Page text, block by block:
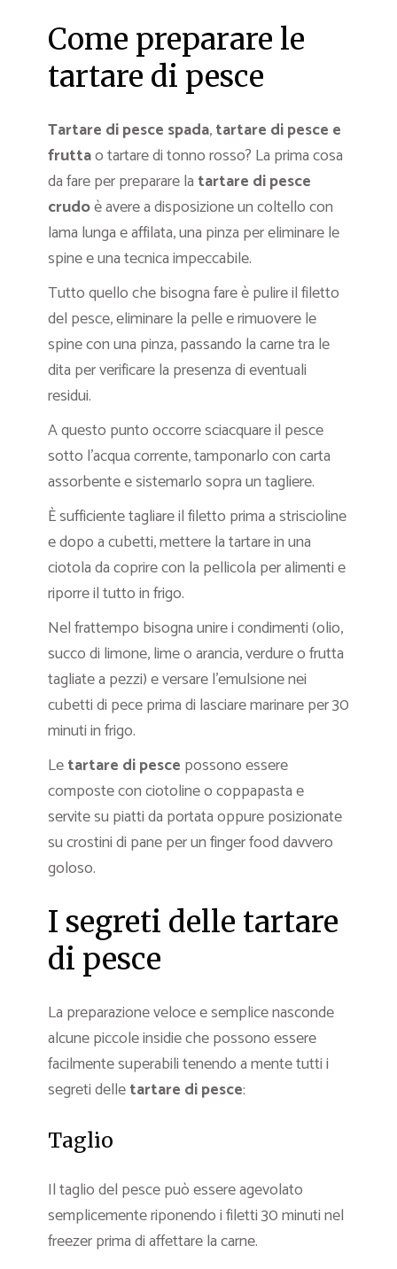
Come preparare le
tartare di pesce
Tartare di pesce spada,tartare di pesce e
fruttao tartare di tonno rosso? La prima cosa
da fare per preparare la tartare di pesce
crudoè avere a disposizione un coltello con
lama lunga e affilata, una pinza per eliminare le
spine e una tecnica impeccabile.
Tutto quello che bisogna fare è pulire il filetto
del pesce, eliminare la pelle e rimuovere le
spine con una pinza, passando la carne tra le
dita per verificare la presenza di eventuali
residui.
A questo punto occorre sciacquare il pesce
sotto l’acqua corrente, tamponarlo con carta
assorbente e sistemarlo sopra un tagliere.
È sufficiente tagliare il filetto prima a striscioline
e dopo a cubetti, mettere la tartare in una
ciotola da coprire con la pellicola per alimenti e
riporre il tutto in frigo.
Nel frattempo bisogna unire i condimenti (olio,
succo di limone, lime o arancia, verdure o frutta
tagliate a pezzi) e versare l’emulsione nei
cubetti di pece prima di lasciare marinare per 30
minuti in frigo.
Letartare di pesce possono essere
composte con ciotoline o coppapasta e
servite su piatti da portata oppure posizionate
su crostini di pane per un finger food davvero
goloso.
I segreti delle tartare
di pesce
La preparazione veloce e semplice nasconde
alcune piccole insidie che possono essere
facilmente superabili tenendo a mente tutti i
segreti delletartare di pesce:
Taglio
Il taglio del pesce può essere agevolato
semplicemente riponendo i filetti 30 minuti nel
freezer prima di affettare la carne.